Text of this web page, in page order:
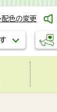
配色の変更